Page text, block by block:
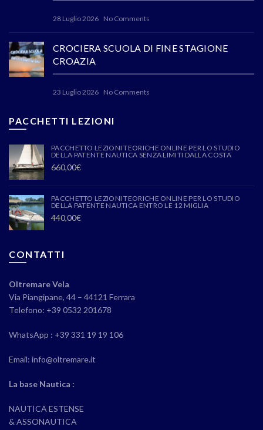
28 Luglio 2026 No Comments
CROCIERA SCUOLA DI FINE STAGIONE
CROAZIA
23 Luglio 2026 No Comments
PACCHETTI LEZIONI
PACCHETTO LEZIONI TEORICHE ONLINE PER LO STUDIO
DELLA PATENTE NAUTICA SENZA LIMITI DALLA COSTA
660,00€
PACCHETTO LEZIONI TEORICHE ONLINE PER LO STUDIO
DELLA PATENTE NAUTICA ENTRO LE 12 MIGLIA
440,00€
CONTATTI
Oltremare Vela
Via Piangipane, 44 – 44121 Ferrara
Telefono: +39 0532 201678
WhatsApp : +39 331 19 19 106
Email: info@oltremare.it
La base Nautica :
NAUTICA ESTENSE
& ASSONAUTICA